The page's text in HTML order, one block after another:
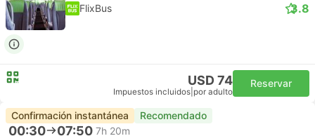
FlixBus 3.8
USD 74
Impuestos incluidos por adulto
Reservar
Confirmación instantánea Recomendado
00:30 07:50 7h 20m